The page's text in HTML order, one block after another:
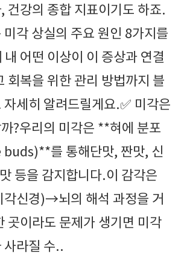
건강의 종합 지표이기도 하죠.
미각 상실의 주요 원인 8가지를
어떤 이상이 이 증상과 연결
회복을 위한 관리 방법까지 블
자세히 알려드릴게요.✅ 미각은
?우리의 미각은 **혀에 분포
를 통해단맛, 짠맛, 신
등을 감지합니다.이 감각은
신경)→뇌의 해석 과정을 거
곳이라도 문제가 생기면 미각
사라질 수..